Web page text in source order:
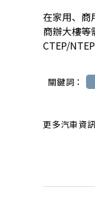
在家用、商
商辦大樓等
CTEP/NTEP
關鍵詞：
更多汽車資